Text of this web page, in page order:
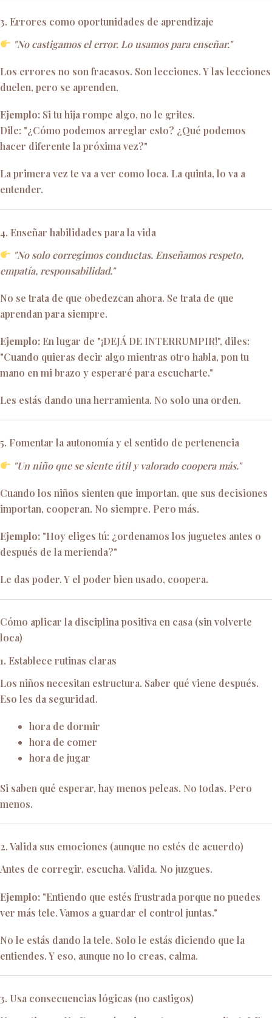
3. Errores como oportunidades de aprendizaje
"No castigamos el error. Lo usamos para enseñar."
Los errores no son fracasos. Son lecciones. Y las lecciones
duelen, pero se aprenden.
Ejemplo: Si tu hija rompe algo, no le grites.
Dile: "¿Cómo podemos arreglar esto? ¿Qué podemos
hacer diferente la próxima vez?"
La primera vez te va a ver como loca. La quinta, lo va a
entender.
4. Enseñar habilidades para la vida
"No solo corregimos conductas. Enseñamos respeto,
empatía, responsabilidad."
No se trata de que obedezcan ahora. Se trata de que
aprendan para siempre.
Ejemplo: En lugar de "¡DEJÁ DE INTERRUMPIR!", diles:
"Cuando quieras decir algo mientras otro habla, pon tu
mano en mi brazo y esperaré para escucharte."
Les estás dando una herramienta. No solo una orden.
5. Fomentar la autonomía y el sentido de pertenencia
"Un niño que se siente útil y valorado coopera más."
Cuando los niños sienten que importan, que sus decisiones
importan, cooperan. No siempre. Pero más.
Ejemplo: "Hoy eliges tú: ¿ordenamos los juguetes antes o
después de la merienda?"
Le das poder. Y el poder bien usado, coopera.
Cómo aplicar la disciplina positiva en casa (sin volverte
loca)
1. Establece rutinas claras
Los niños necesitan estructura. Saber qué viene después.
Eso les da seguridad.
hora de dormir
hora de comer
hora de jugar
Si saben qué esperar, hay menos peleas. No todas. Pero
menos.
2. Valida sus emociones (aunque no estés de acuerdo)
Antes de corregir, escucha. Valida. No juzgues.
Ejemplo: "Entiendo que estés frustrada porque no puedes
ver más tele. Vamos a guardar el control juntas."
No le estás dando la tele. Solo le estás diciendo que la
entiendes. Y eso, aunque no lo creas, calma.
3. Usa consecuencias lógicas (no castigos)